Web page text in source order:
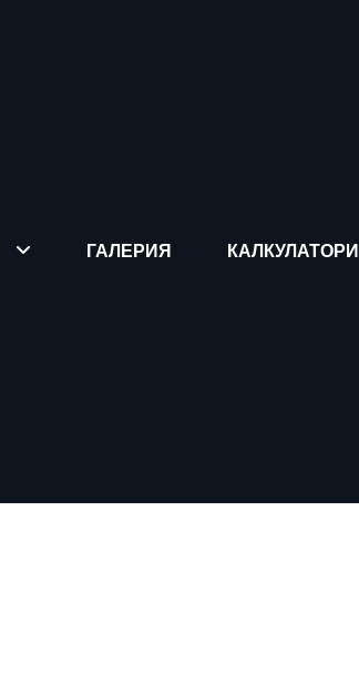
ГАЛЕРИЯ КАЛКУЛАТОРИ